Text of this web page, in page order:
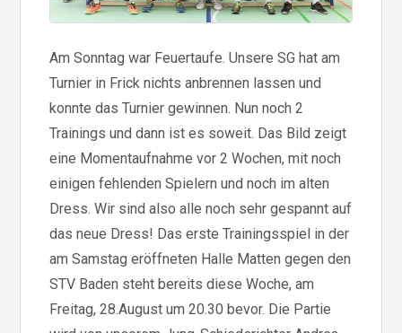
Am Sonntag war Feuertaufe. Unsere SG hat am
Turnier in Frick nichts anbrennen lassen und
konnte das Turnier gewinnen. Nun noch 2
Trainings und dann ist es soweit. Das Bild zeigt
eine Momentaufnahme vor 2 Wochen, mit noch
einigen fehlenden Spielern und noch im alten
Dress. Wir sind also alle noch sehr gespannt auf
das neue Dress! Das erste Trainingsspiel in der
am Samstag eröffneten Halle Matten gegen den
STV Baden steht bereits diese Woche, am
Freitag, 28.August um 20.30 bevor. Die Partie